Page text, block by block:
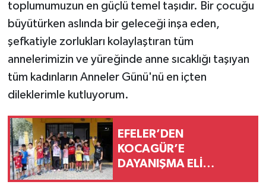
toplumumuzun en güçlü temel taşıdır. Bir çocuğu
büyütürken aslında bir geleceği inşa eden,
şefkatiyle zorlukları kolaylaştıran tüm
annelerimizin ve yüreğinde anne sıcaklığı taşıyan
tüm kadınların Anneler Günü'nü en içten
dileklerimle kutluyorum.
EFELER’DEN
KOCAGÜR’E
DAYANIŞMA ELİ